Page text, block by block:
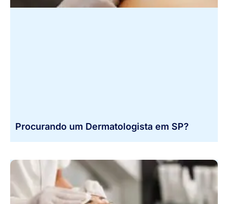
Procurando um Dermatologista em SP?